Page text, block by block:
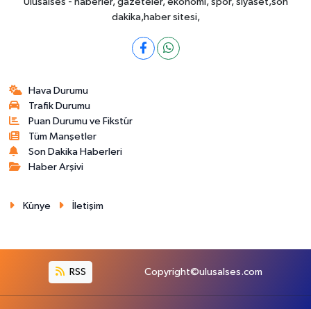
dakika,haber sitesi,
Hava Durumu
Trafik Durumu
Puan Durumu ve Fikstür
Tüm Manşetler
Son Dakika Haberleri
Haber Arşivi
Künye İletişim
RSS Copyright©ulusalses.com